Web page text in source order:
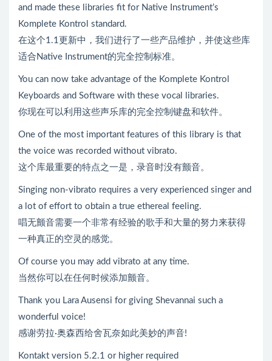
and made these libraries fit for Native Instrument’s
Komplete Kontrol standard.
在这个1.1更新中，我们进行了一些产品维护，并使这些库
适合Native Instrument的完全控制标准。
You can now take advantage of the Komplete Kontrol
Keyboards and Software with these vocal libraries.
你现在可以利用这些声乐库的完全控制键盘和软件。
One of the most important features of this library is that
the voice was recorded without vibrato.
这个库最重要的特点之一是，录音时没有颤音。
Singing non-vibrato requires a very experienced singer and
a lot of effort to obtain a true ethereal feeling.
唱无颤音需要一个非常有经验的歌手和大量的努力来获得
一种真正的空灵的感觉。
Of course you may add vibrato at any time.
当然你可以在任何时候添加颤音。
Thank you Lara Ausensi for giving Shevannai such a
wonderful voice!
感谢劳拉·奥森西给舍瓦奈如此美妙的声音!
Kontakt version 5.2.1 or higher required